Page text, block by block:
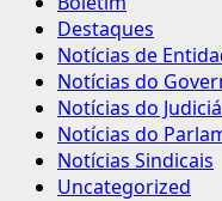
Destaques
Notícias de
Notícias do
Notícias do
Notícias do
Notícias Sindicais
Uncategorized